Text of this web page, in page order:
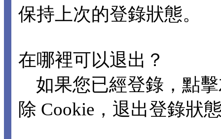
保持上次的登錄狀態。
在哪裡可以退出？
如果您已經登錄，點
除 Cookie，退出登錄狀